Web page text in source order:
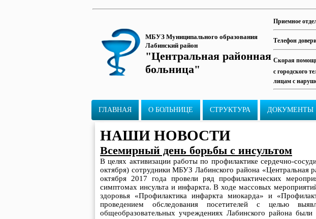
МБУЗ Муниципального образования
Лабинский район
"Центральная районная
больница"
Приемное
Телефон
Скорая
с городского
лицам с
ГЛАВНАЯ О БОЛЬНИЦЕ СТРУКТУРА ДОКУМЕНТЫ
НАШИ НОВОСТИ
Всемирный день борьбы с инсультом
В целях активизации работы по профилактике сердечно-
октября) сотрудники МБУЗ Лабинского района «Центральная
октября 2017 года провели ряд профилактических
симптомах инсульта и инфаркта. В ходе массовых
здоровья «Профилактика инфаркта миокарда» и
проведением обследования посетителей с целью
общеобразовательных учреждениях Лабинского района